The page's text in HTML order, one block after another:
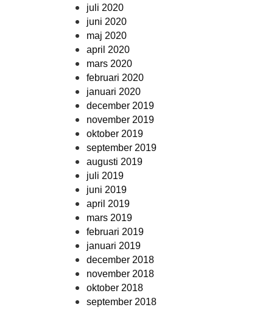
juli 2020
juni 2020
maj 2020
april 2020
mars 2020
februari 2020
januari 2020
december 2019
november 2019
oktober 2019
september 2019
augusti 2019
juli 2019
juni 2019
april 2019
mars 2019
februari 2019
januari 2019
december 2018
november 2018
oktober 2018
september 2018